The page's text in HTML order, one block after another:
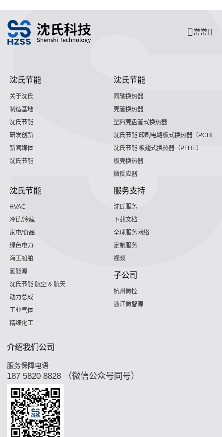
常常
沈氏节能
关于沈氏
制造基地
沈氏节能
研发创新
新闻媒体
沈氏节能
沈氏节能
同轴换热器
壳管换热器
塑料壳盘管式换热器
沈氏节能:印刷电路板式换热器（PCHE）
沈氏节能:板翅式换热器（PFHE）
板壳换热器
微反应器
沈氏节能
HVAC
冷链/冷藏
家电/食品
绿色电力
海工船舶
氢能源
沈氏节能:航空 & 航天
动力总成
工业气体
精细化工
服务支持
沈氏服务
下载文档
全球服务网络
定制服务
视频
子公司
杭州微控
浙江微智源
介绍我们公司
服务保障电语
187 5820 8828 （微信公众号同号）